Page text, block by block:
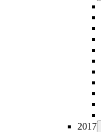
2017